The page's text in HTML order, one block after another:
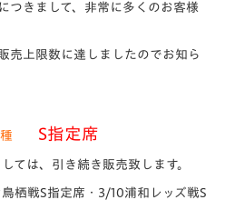
つきまして、非常に多くのお客様
売上限数に達しましたのでお知ら
S指定席
ては、引き続き販売致します。
栖戦S指定席・3/10浦和レッズ戦S